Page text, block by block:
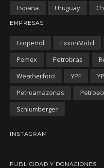
España
Uruguay
EMPRESAS
Ecopetrol ExxonMobil
Pemex
Petrobras
Weatherford
YPF
Petroamazonas
Schlumberger
INSTAGRAM
PUBLICIDAD Y DONACIONES